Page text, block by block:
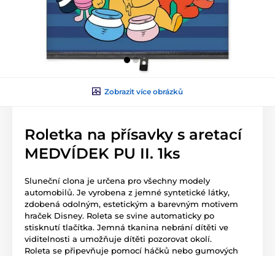
Zobrazit více obrázků
Roletka na přísavky s aretací
MEDVÍDEK PU II. 1ks
Sluneční clona je určena pro všechny modely
automobilů. Je vyrobena z jemné syntetické látky,
zdobená odolným, estetickým a barevným motivem
hraček Disney. Roleta se svine automaticky po
stisknutí tlačítka. Jemná tkanina nebrání dítěti ve
viditelnosti a umožňuje dítěti pozorovat okolí.
Roleta se připevňuje pomocí háčků nebo gumových